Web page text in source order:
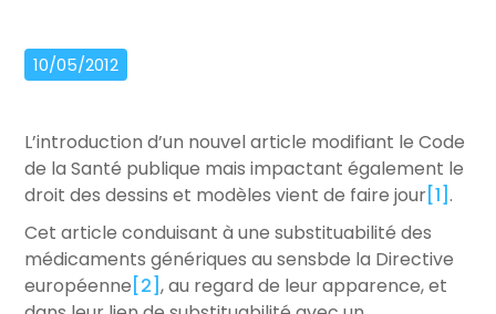
10/05/2012
L’introduction d’un nouvel article modifiant le Code
de la Santé publique mais impactant également le
droit des dessins et modèles vient de faire jour[1].
Cet article conduisant à une substituabilité des
médicaments génériques au sensbde la Directive
européenne [2], au regard de leur apparence, et